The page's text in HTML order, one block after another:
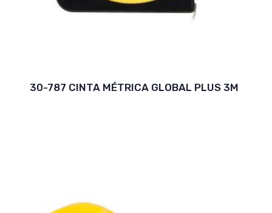
30-787 CINTA MÉTRICA GLOBAL PLUS 3M